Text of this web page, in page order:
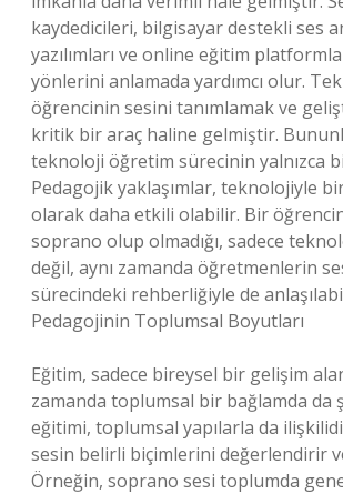
kaydedicileri, bilgisayar destekli ses
yazılımları ve online eğitim
yönlerini anlamada yardımcı olur.
öğrencinin sesini tanımlamak ve
kritik bir araç haline gelmiştir.
teknoloji öğretim sürecinin yalnızca
Pedagojik yaklaşımlar, teknolojiyle
olarak daha etkili olabilir. Bir
soprano olup olmadığı, sadece
değil, aynı zamanda öğretmenlerin
sürecindeki rehberliğiyle de
Pedagojinin Toplumsal Boyutları
Eğitim, sadece bireysel bir gelişim
zamanda toplumsal bir bağlamda da
eğitimi, toplumsal yapılarla da
sesin belirli biçimlerini değerlendirir
Örneğin, soprano sesi toplumda